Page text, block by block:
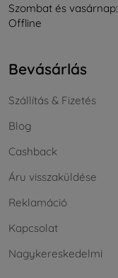
Szombat és vasárnap:
Offline
Bevásárlás
Szállítás & Fizetés
Blog
Cashback
Áru visszaküldése
Reklamáció
Kapcsolat
Nagykereskedelmi